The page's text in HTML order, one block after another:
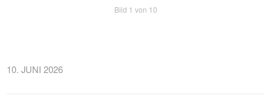
Bild 1 von 10
10. JUNI 2026